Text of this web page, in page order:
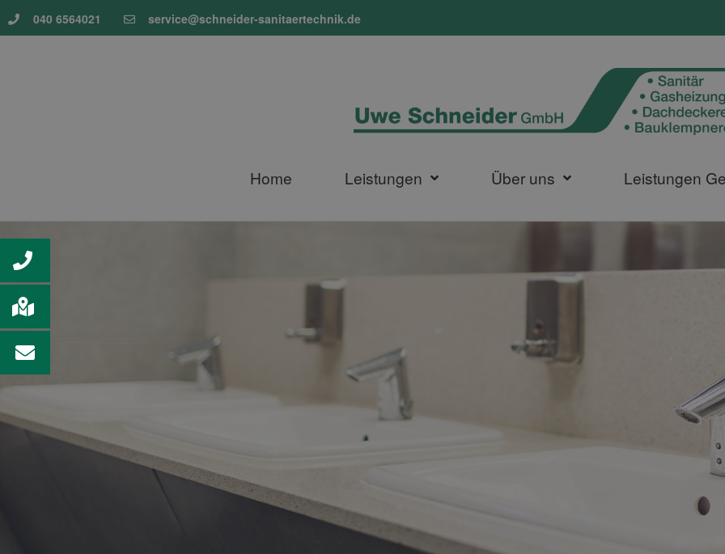
040 6564021 service@schneider-sanitaertechnik.de
Home Leistungen Über uns Leistungen